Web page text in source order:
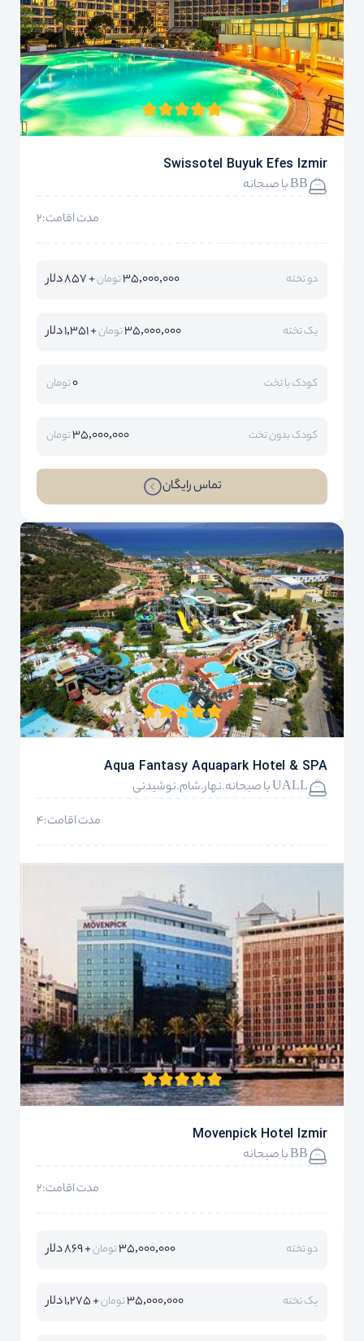
Swissotel Buyuk Efes Izmir
BB با صبحانه
مدت اقامت:2
دو تخته 35,000,000تومان+ 857 دلار
یک تخته 35,000,000تومان+ 1,351 دلار
کودک با تخت 0تومان
کودک بدون تخت 35,000,000تومان
تماس رایگان
Aqua Fantasy Aquapark Hotel & SPA
UALL با صبحانه.نهار.شام.نوشیدنی
مدت اقامت:4
Movenpick Hotel Izmir
BB با صبحانه
مدت اقامت:2
دو تخته 35,000,000تومان+ 869 دلار
یک تخته 35,000,000تومان+ 1,275 دلار